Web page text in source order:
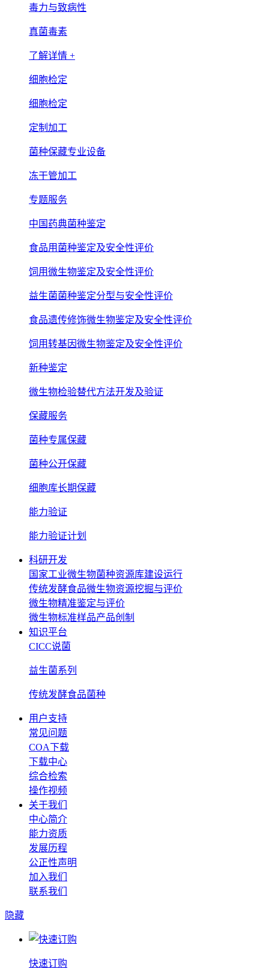
毒力与致病性
真菌毒素
了解详情 +
细胞检定
细胞检定
定制加工
菌种保藏专业设备
冻干管加工
专题服务
中国药典菌种鉴定
食品用菌种鉴定及安全性评价
饲用微生物鉴定及安全性评价
益生菌菌种鉴定分型与安全性评价
食品遗传修饰微生物鉴定及安全性评价
饲用转基因微生物鉴定及安全性评价
新种鉴定
微生物检验替代方法开发及验证
保藏服务
菌种专属保藏
菌种公开保藏
细胞库长期保藏
能力验证
能力验证计划
科研开发
国家工业微生物菌种资源库建设运行
传统发酵食品微生物资源挖掘与评价
微生物精准鉴定与评价
微生物标准样品产品创制
知识平台
CICC说菌
益生菌系列
传统发酵食品菌种
用户支持
常见问题
COA下载
下载中心
综合检索
操作视频
关于我们
中心简介
能力资质
发展历程
公正性声明
加入我们
联系我们
隐藏
快速订购